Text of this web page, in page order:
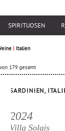
SPIRITUOSEN
| Italien
179 gesamt
SARDINIEN,
2024
Villa Solais